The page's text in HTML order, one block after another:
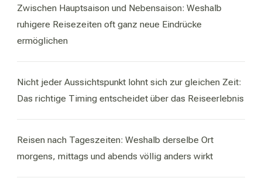
Zwischen Hauptsaison und Nebensaison: Weshalb
ruhigere Reisezeiten oft ganz neue Eindrücke
ermöglichen
Nicht jeder Aussichtspunkt lohnt sich zur gleichen Zeit:
Das richtige Timing entscheidet über das Reiseerlebnis
Reisen nach Tageszeiten: Weshalb derselbe Ort
morgens, mittags und abends völlig anders wirkt